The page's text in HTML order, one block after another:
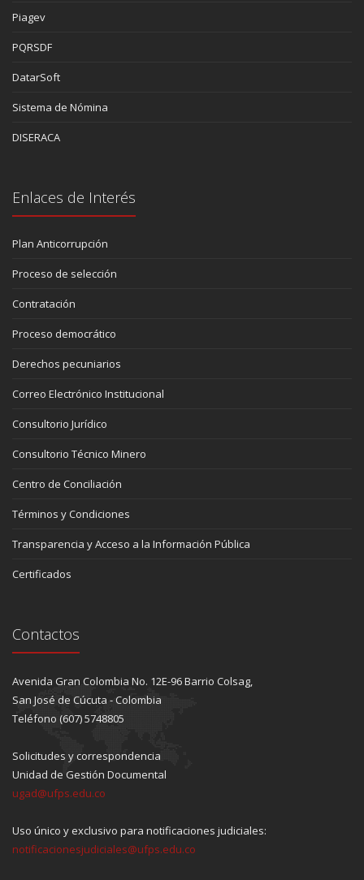
Piagev
PQRSDF
DatarSoft
Sistema de Nómina
DISERACA
Enlaces de Interés
Plan Anticorrupción
Proceso de selección
Contratación
Proceso democrático
Derechos pecuniarios
Correo Electrónico Institucional
Consultorio Jurídico
Consultorio Técnico Minero
Centro de Conciliación
Términos y Condiciones
Transparencia y Acceso a la Información Pública
Certificados
Contactos
Avenida Gran Colombia No. 12E-96 Barrio Colsag,
San José de Cúcuta - Colombia
Teléfono (607) 5748805
Solicitudes y correspondencia
Unidad de Gestión Documental
ugad@ufps.edu.co
Uso único y exclusivo para notificaciones judiciales:
notificacionesjudiciales@ufps.edu.co